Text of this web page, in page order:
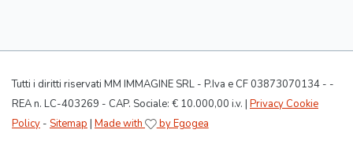
Tutti i diritti riservati MM IMMAGINE SRL - P.Iva e CF 03873070134 - -
REA n. LC-403269 - CAP. Sociale: € 10.000,00 i.v. | Privacy Cookie
Policy - Sitemap | Made with by Egogea